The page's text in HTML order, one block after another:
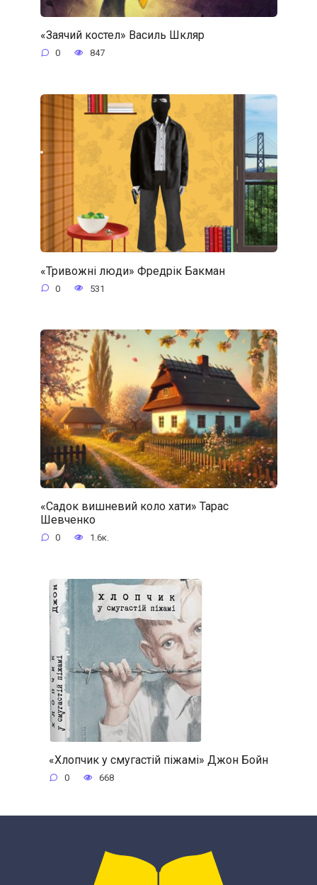
«Заячий костел» Василь Шкляр
0 847
«Тривожні люди» Фредрік Бакман
0 531
«Садок вишневий коло хати» Тарас
Шевченко
0 1.6к.
«Хлопчик у смугастій піжамі» Джон Бойн
0 668